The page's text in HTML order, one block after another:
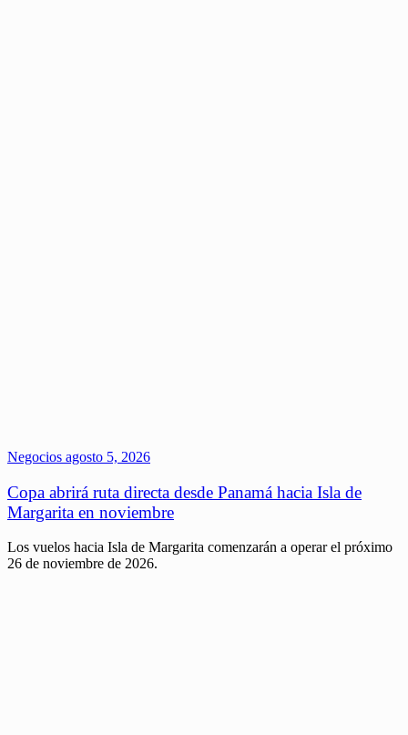
Negocios agosto 5, 2026
Copa abrirá ruta directa desde Panamá hacia Isla de
Margarita en noviembre
Los vuelos hacia Isla de Margarita comenzarán a operar el próximo
26 de noviembre de 2026.